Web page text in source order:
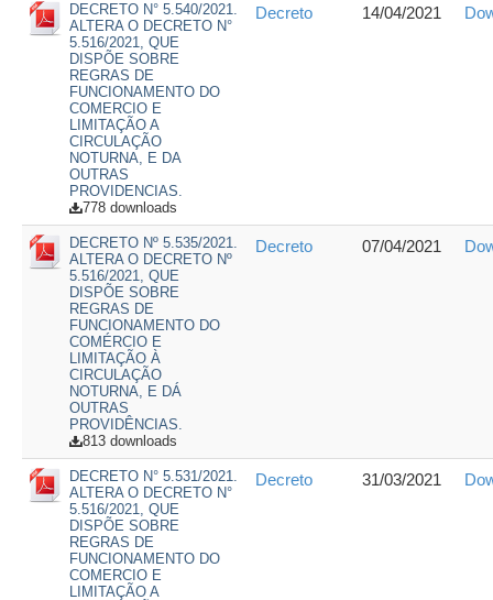
DECRETO N° 5.540/2021.
ALTERA O DECRETO N°
5.516/2021, QUE
DISPÕE SOBRE
REGRAS DE
FUNCIONAMENTO DO
COMERCIO E
LIMITAÇÃO A
CIRCULAÇÃO
NOTURNA, E DA
OUTRAS
PROVIDENCIAS.
778 downloads
Decreto 14/04/2021
DECRETO Nº 5.535/2021.
ALTERA O DECRETO Nº
5.516/2021, QUE
DISPÕE SOBRE
REGRAS DE
FUNCIONAMENTO DO
COMÉRCIO E
LIMITAÇÃO À
CIRCULAÇÃO
NOTURNA, E DÁ
OUTRAS
PROVIDÊNCIAS.
813 downloads
Decreto 07/04/2021
DECRETO N° 5.531/2021.
ALTERA O DECRETO N°
5.516/2021, QUE
DISPÕE SOBRE
REGRAS DE
FUNCIONAMENTO DO
COMERCIO E
LIMITAÇÃO A
Decreto 31/03/2021